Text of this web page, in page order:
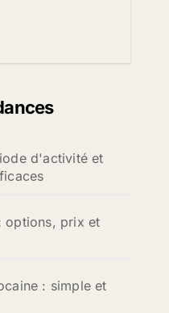
d'activité et
options, prix et
: simple et